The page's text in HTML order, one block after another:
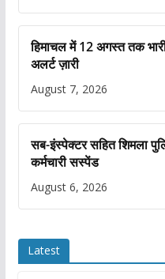
हिमाचल में 12 अगस्त तक
अलर्ट ज़ारी
August 7, 2026
सब-इंस्पेक्टर सहित शिमला
कर्मचारी सस्पेंड
August 6, 2026
Latest